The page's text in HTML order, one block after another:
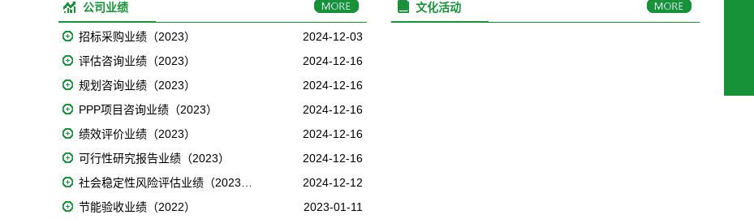
公司业绩
2024-12-03
招标采购业绩（2023）
2024-12-16
评估咨询业绩（2023）
2024-12-16
规划咨询业绩（2023）
2024-12-16
PPP项目咨询业绩（2023）
2024-12-16
绩效评价业绩（2023）
2024-12-16
可行性研究报告业绩（2023）
2024-12-12
社会稳定性风险评估业绩（2023…
2023-01-11
节能验收业绩（2022）
文化活动